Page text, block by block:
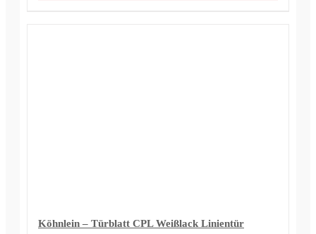
Köhnlein – Türblatt CPL Weißlack Linientür